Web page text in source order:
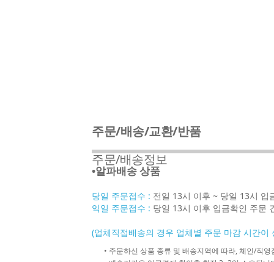
주문/배송/교환/반품
주문/배송정보
•알파배송 상품
당일 주문접수 : 전일 13시 이후 ~ 당일 13시 입
익일 주문접수 : 당일 13시 이후 입금확인 주문
(업체직접배송의 경우 업체별 주문 마감 시간이
• 주문하신 상품 종류 및 배송지역에 따라, 체인/직